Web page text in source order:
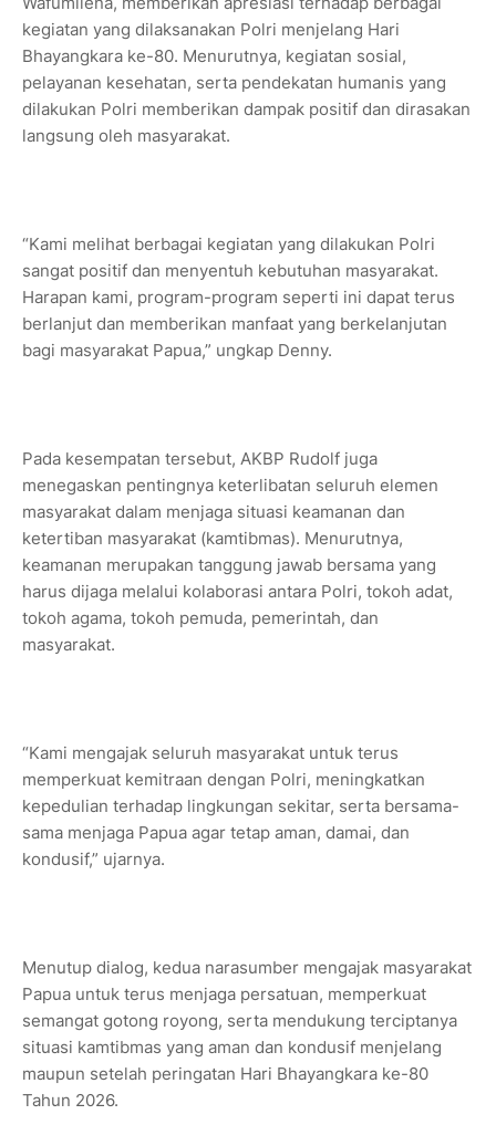
kegiatan yang dilaksanakan Polri menjelang Hari
Bhayangkara ke-80. Menurutnya, kegiatan sosial,
pelayanan kesehatan, serta pendekatan humanis yang
dilakukan Polri memberikan dampak positif dan dirasakan
langsung oleh masyarakat.
“Kami melihat berbagai kegiatan yang dilakukan Polri
sangat positif dan menyentuh kebutuhan masyarakat.
Harapan kami, program-program seperti ini dapat terus
berlanjut dan memberikan manfaat yang berkelanjutan
bagi masyarakat Papua,” ungkap Denny.
Pada kesempatan tersebut, AKBP Rudolf juga
menegaskan pentingnya keterlibatan seluruh elemen
masyarakat dalam menjaga situasi keamanan dan
ketertiban masyarakat (kamtibmas). Menurutnya,
keamanan merupakan tanggung jawab bersama yang
harus dijaga melalui kolaborasi antara Polri, tokoh adat,
tokoh agama, tokoh pemuda, pemerintah, dan
masyarakat.
“Kami mengajak seluruh masyarakat untuk terus
memperkuat kemitraan dengan Polri, meningkatkan
kepedulian terhadap lingkungan sekitar, serta bersama-
sama menjaga Papua agar tetap aman, damai, dan
kondusif,” ujarnya.
Menutup dialog, kedua narasumber mengajak masyarakat
Papua untuk terus menjaga persatuan, memperkuat
semangat gotong royong, serta mendukung terciptanya
situasi kamtibmas yang aman dan kondusif menjelang
maupun setelah peringatan Hari Bhayangkara ke-80
Tahun 2026.